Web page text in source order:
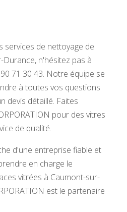
services de nettoyage de
n'hésitez pas à
71 30 43. Notre équipe se
à toutes vos questions
devis détaillé. Faites
pour des vitres
de qualité.
d'une entreprise fiable et
en charge le
vitrées à Caumont-sur-
est le partenaire